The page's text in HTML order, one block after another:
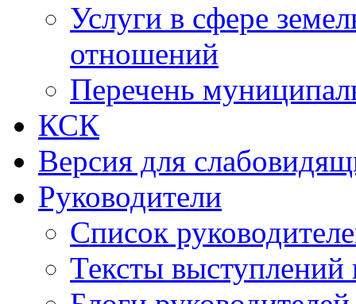
Услуги в сфере
отношений
Перечень
КСК
Версия для
Руководители
Список
Тексты выступлений